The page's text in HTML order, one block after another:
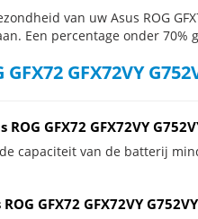
van uw Asus ROG
Een percentage onder
GFX72VY
GFX72 GFX72VY
capaciteit van de batterij
GFX72 GFX72VY